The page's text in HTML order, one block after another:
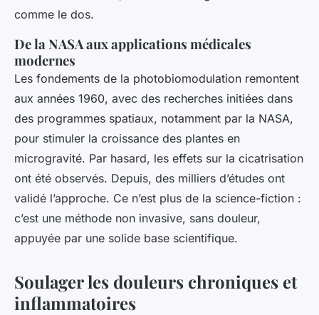
comme le dos.
De la NASA aux applications médicales
modernes
Les fondements de la photobiomodulation remontent
aux années 1960, avec des recherches initiées dans
des programmes spatiaux, notamment par la NASA,
pour stimuler la croissance des plantes en
microgravité. Par hasard, les effets sur la cicatrisation
ont été observés. Depuis, des milliers d’études ont
validé l’approche. Ce n’est plus de la science-fiction :
c’est une méthode non invasive, sans douleur,
appuyée par une solide base scientifique.
Soulager les douleurs chroniques et
inflammatoires